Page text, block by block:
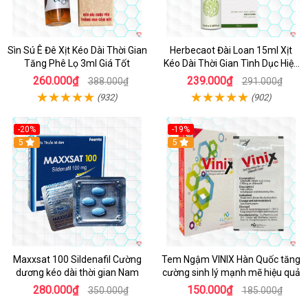
Sìn Sú Ê Đê Xịt Kéo Dài Thời Gian
Tăng Phê Lọ 3ml Giá Tốt
260.000₫ 388.000₫
(932)
Herbecaot Đài Loan 15ml Xịt
Kéo Dài Thời Gian Tình Dục Hiệu
Quả
239.000₫ 291.000₫
(902)
-20%
5
Maxxsat 100 Sildenafil Cường
dương kéo dài thời gian Nam
280.000₫ 350.000₫
-19%
5
Tem Ngậm VINIX Hàn Quốc tăng
cường sinh lý mạnh mẽ hiệu quả
150.000₫ 185.000₫